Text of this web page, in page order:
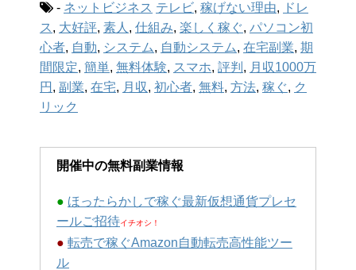
- ネットビジネス テレビ, 稼げない理由, ドレ
ス , 大好評, 素人 , 仕組み, 楽しく稼ぐ, パソコン初
心者, 自動, システム, 自動システム, 在宅副業, 期
間限定, 簡単, 無料体験, スマホ, 評判 , 月収1000万
円 , 副業, 在宅, 月収, 初心者, 無料, 方法, 稼ぐ, ク
リック
開催中の無料副業情報
● ほったらかしで稼ぐ最新仮想通貨プレセ
ールご招待イチオシ！
● 転売で稼ぐAmazon自動転売高性能ツー
ル